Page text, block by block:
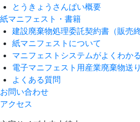
とうきょうさんぱい概要
紙マニフェスト・書籍
建設廃棄物処理委託契約書（販売
紙マニフェストについて
マニフェストシステムがよくわか
電子マニフェスト用産業廃棄物送
よくある質問
お問い合わせ
アクセス